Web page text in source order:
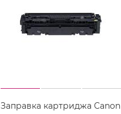
Заправка картриджа Canon